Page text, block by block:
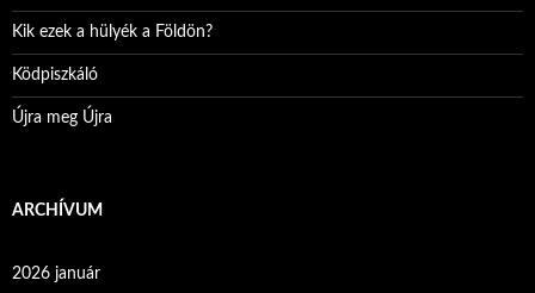
Kik ezek a hülyék a Földön?
Ködpiszkáló
Újra meg Újra
ARCHÍVUM
2026 január